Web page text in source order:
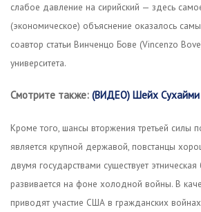
слабое давление на сирийский — здесь
(экономическое) объяснение оказалось
соавтор статьи Винченцо Бове (Vincenzo
университета.
Смотрите также: (ВИДЕО) Шейх
Кроме того, шансы вторжения третьей силы
является крупной державой, повстанцы
двумя государствами существует этническая
развивается на фоне холодной войны. В
приводят участие США в гражданских